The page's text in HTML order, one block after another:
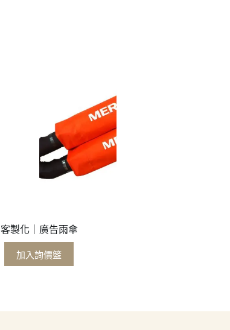
客製化｜廣告雨傘
加入詢價籃